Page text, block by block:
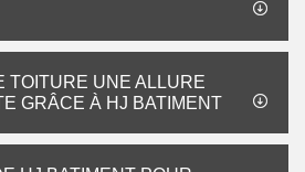
TOITURE UNE ALLURE
GRÂCE À HJ BATIMENT